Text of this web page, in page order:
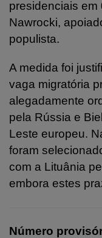
presidenciais em
Nawrocki,
populista.
A medida foi
vaga migratória
alegadamente
pela Rússia e
Leste europeu.
foram
com a Lituânia
embora estes
Número